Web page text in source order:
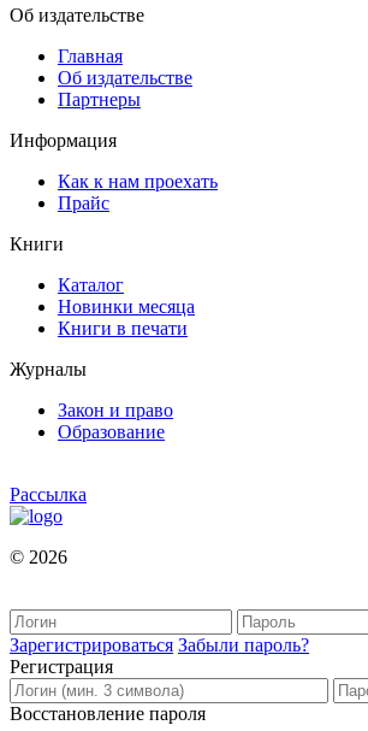
Об издательстве
Главная
Об издательстве
Партнеры
Информация
Как к нам проехать
Прайс
Книги
Каталог
Новинки месяца
Книги в печати
Журналы
Закон и право
Образование
Рассылка
© 2026
Зарегистрироваться Забыли пароль?
Регистрация
Восстановление пароля